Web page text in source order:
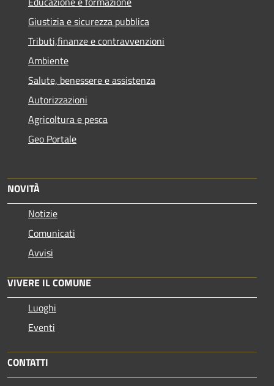
Giustizia e sicurezza pubblica
Tributi,finanze e contravvenzioni
Ambiente
Salute, benessere e assistenza
Autorizzazioni
Agricoltura e pesca
Geo Portale
NOVITÀ
Notizie
Comunicati
Avvisi
VIVERE IL COMUNE
Luoghi
Eventi
CONTATTI